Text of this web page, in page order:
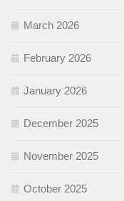
March 2026
February 2026
January 2026
December 2025
November 2025
October 2025